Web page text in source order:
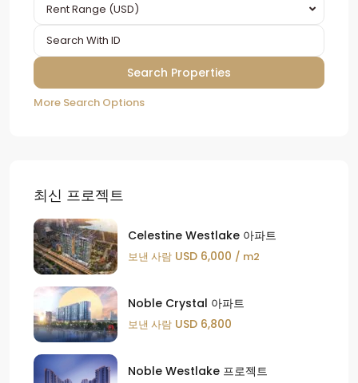
Rent Range (USD)
More Search Options
최신 프로젝트
Celestine Westlake 아파트
보낸 사람 USD 6,000 / m2
Noble Crystal 아파트
보낸 사람 USD 6,800
Noble Westlake 프로젝트